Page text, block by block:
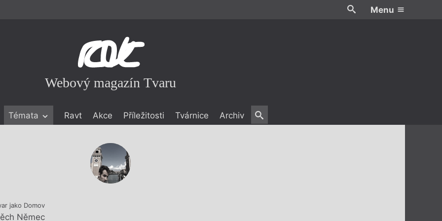
Menu
Webový magazín Tvaru
Témata Ravt Akce Příležitosti Tvárnice Archiv
jako Domov
Němec